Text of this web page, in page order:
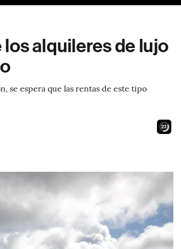
alquileres de lujo
se espera que las rentas de este tipo
21